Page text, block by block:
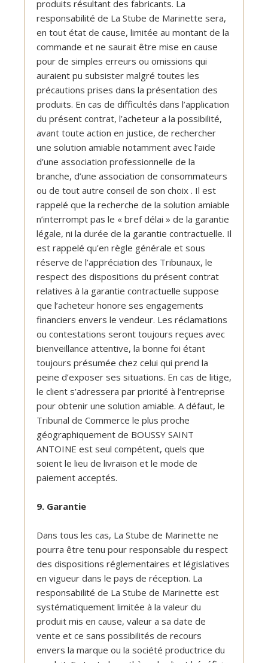
produits résultant des fabricants. La
responsabilité de La Stube de Marinette sera,
en tout état de cause, limitée au montant de la
commande et ne saurait être mise en cause
pour de simples erreurs ou omissions qui
auraient pu subsister malgré toutes les
précautions prises dans la présentation des
produits. En cas de difficultés dans l’application
du présent contrat, l’acheteur a la possibilité,
avant toute action en justice, de rechercher
une solution amiable notamment avec l’aide
d’une association professionnelle de la
branche, d’une association de consommateurs
ou de tout autre conseil de son choix . Il est
rappelé que la recherche de la solution amiable
n’interrompt pas le « bref délai » de la garantie
légale, ni la durée de la garantie contractuelle. Il
est rappelé qu’en règle générale et sous
réserve de l’appréciation des Tribunaux, le
respect des dispositions du présent contrat
relatives à la garantie contractuelle suppose
que l’acheteur honore ses engagements
financiers envers le vendeur. Les réclamations
ou contestations seront toujours reçues avec
bienveillance attentive, la bonne foi étant
toujours présumée chez celui qui prend la
peine d’exposer ses situations. En cas de litige,
le client s’adressera par priorité à l’entreprise
pour obtenir une solution amiable. A défaut, le
Tribunal de Commerce le plus proche
géographiquement de BOUSSY SAINT
ANTOINE est seul compétent, quels que
soient le lieu de livraison et le mode de
paiement acceptés.
9. Garantie
Dans tous les cas, La Stube de Marinette ne
pourra être tenu pour responsable du respect
des dispositions réglementaires et législatives
en vigueur dans le pays de réception. La
responsabilité de La Stube de Marinette est
systématiquement limitée à la valeur du
produit mis en cause, valeur a sa date de
vente et ce sans possibilités de recours
envers la marque ou la société productrice du